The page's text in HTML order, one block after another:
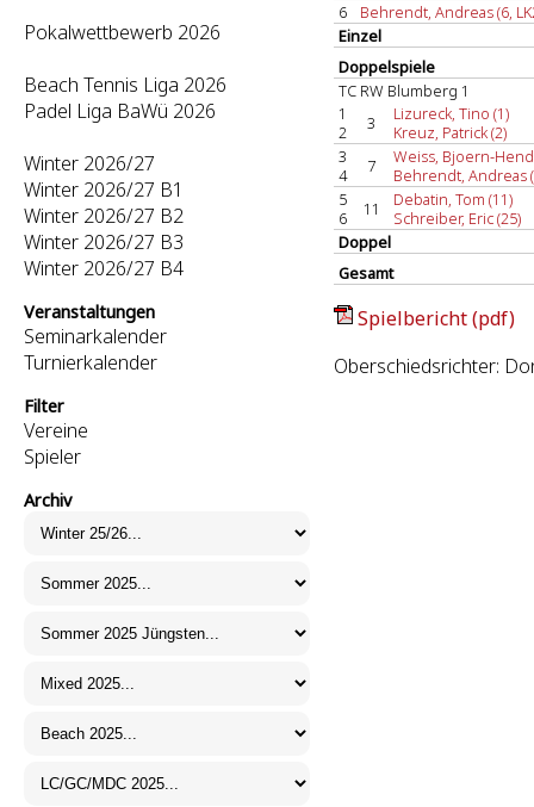
Pokalwettbewerb 2026
Beach Tennis Liga 2026
Padel Liga BaWü 2026
Winter 2026/27
Winter 2026/27 B1
Winter 2026/27 B2
Winter 2026/27 B3
Winter 2026/27 B4
Veranstaltungen
Seminarkalender
Turnierkalender
Filter
Vereine
Spieler
Archiv
6
Behrendt, Andreas (6,
Einzel
Doppelspiele
TC RW Blumberg 1
1
2
3
Lizureck, Tino (1)
Kreuz, Patrick (2)
3
4
7
Weiss, Bjoern-
Behrendt, Andreas
5
6
11
Debatin, Tom (11)
Schreiber, Eric (25)
Doppel
Gesamt
Spielbericht (pdf)
Oberschiedsrichter: